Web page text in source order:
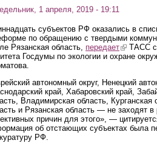
1 апреля, 2019 - 19:11
субъектов РФ оказались в
по обращению с твердыми
Рязанская область, передает(link is
ТАСС
Госдумы по экологии и охране
автономный округ, Ненецкий
край, Хабаровский край,
Владимирская область, Курганская
и Рязанская область — не заходят
причин для этого», —
об отстающих субъектах была
РФ.